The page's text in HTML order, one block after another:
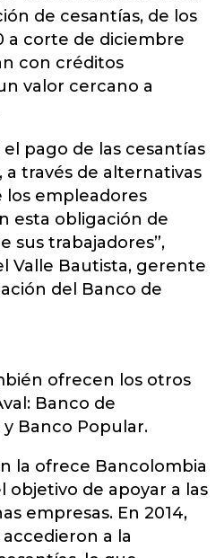
de cesantías, de los
a corte de diciembre
con créditos
valor cercano a
pago de las cesantías
a través de alternativas
los empleadores
esta obligación de
sus trabajadores”,
Valle Bautista, gerente
del Banco de
ofrecen los otros
Banco de
y Banco Popular.
la ofrece Bancolombia
objetivo de apoyar a las
empresas. En 2014,
a la